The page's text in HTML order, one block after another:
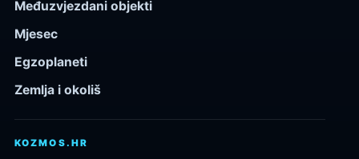
Međuzvjezdani objekti
Mjesec
Egzoplaneti
Zemlja i okoliš
KOZMOS.HR